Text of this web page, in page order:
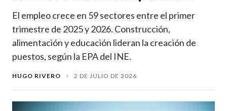
El empleo crece en 59 sectores entre el primer
trimestre de 2025 y 2026. Construcción,
alimentación y educación lideran la creación de
puestos, según la EPA del INE.
HUGO RIVERO · 2 DE JULIO DE 2026